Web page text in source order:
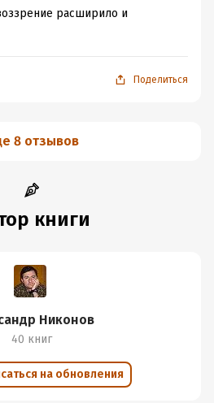
расширило и
Поделиться
8 отзывов
книги
Никонов
40 книг
на обновления